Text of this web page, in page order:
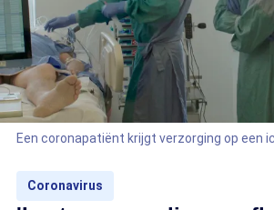
Een coronapatiënt krijgt verzorging op een
Coronavirus